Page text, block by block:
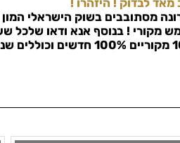
מאד לבדוק ! היזהרו !
מסתובבים בשוק הישראלי המון
מקורי ! בנוסף אנא ודאו שלכל
אחריות !